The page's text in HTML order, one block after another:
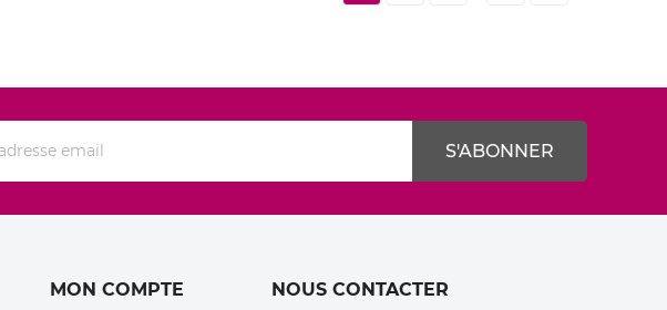
MON COMPTE NOUS CONTACTER